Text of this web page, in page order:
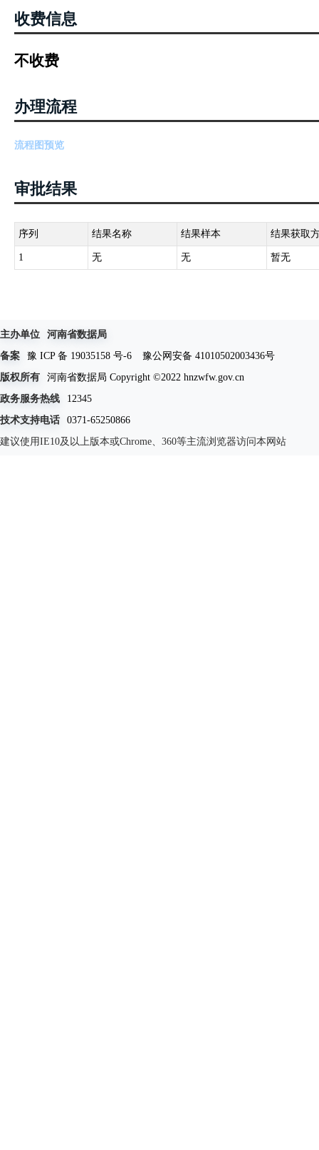
收费信息
不收费
办理流程
流程图预览
审批结果
序列 结果名称 结果样本 结果获取
1 无 无 暂无
主办单位
河南省数据局
备案
豫 ICP 备 19035158 号-6
豫公网安备 41010502003436号
版权所有
河南省数据局 Copyright ©2022 hnzwfw.gov.cn
政务服务热线
12345
技术支持电话
0371-65250866
建议使用IE10及以上版本或Chrome、360等主流浏览器访问本网站